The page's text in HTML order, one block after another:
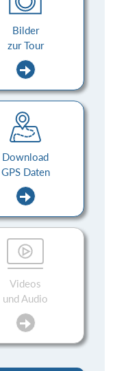
Bilder
zur Tour
Download
GPS Daten
Videos
und Audio